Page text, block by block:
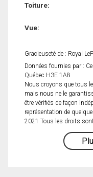
Toiture:
Vue:
Gracieuseté de : Royal
Données fournies par :
Québec H3E 1A8
Nous croyons que tous
mais nous ne le
être vérifiés de façon
représentation de
2021 Tous les droits sont